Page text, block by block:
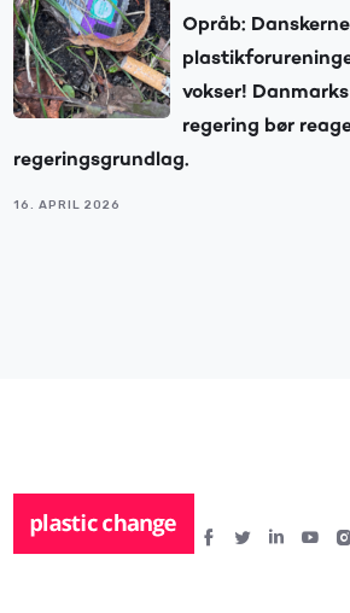
Opråb:
vokser!
regering bør
regeringsgrundlag.
16. APRIL 2026